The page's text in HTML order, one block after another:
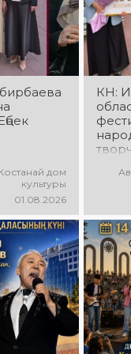
танцы
дом
культуры
01.08.2026
КН: